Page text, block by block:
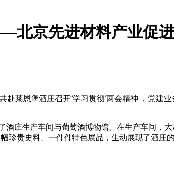
京先进材料产业促
莱恩堡酒庄召开“学习贯彻‘两会精神’，党建
庄生产车间与葡萄酒博物馆。在生产车间，
珍贵史料、一件件特色展品，生动展现了酒庄